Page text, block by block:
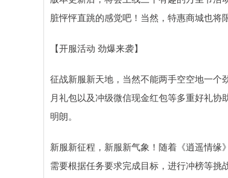
脏怦怦直跳的感觉吧！当然，特惠商城也将
【开服活动 劲爆来袭】
征战新服新天地，当然不能两手空空地一个
月礼包以及冲级微信现金红包等多重好礼
明朗。
新服新征程，新服新气象！随着《逍遥情
需要根据任务要求完成目标，进行冲榜等